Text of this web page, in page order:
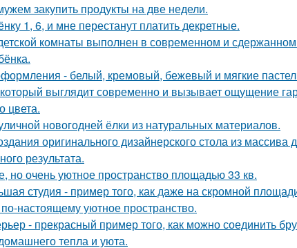
закупить продукты на две недели.
1, 6, и мне перестанут платить декретные.
комнаты выполнен в современном и
- белый, кремовый, бежевый и мягкие
выглядит современно и вызывает ощущение
цвета.
новогодней ёлки из натуральных материалов.
оригинального дизайнерского стола из массива
результата.
но очень уютное пространство площадью 33 кв.
студия - пример того, как даже на скромной
по-настоящему уютное пространство.
- прекрасный пример того, как можно соединить
тепла и уюта.